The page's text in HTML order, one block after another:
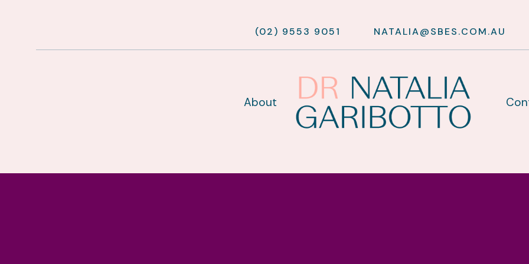
(02) 9553 9051 NATALIA@SBES.COM.AU
About